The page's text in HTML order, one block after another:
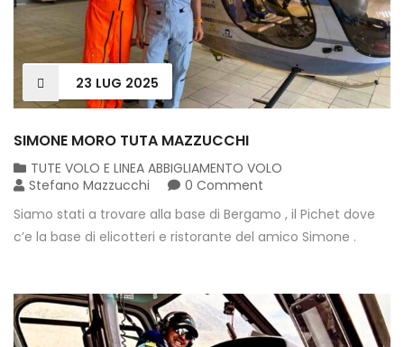
23 LUG 2025
SIMONE MORO TUTA MAZZUCCHI
TUTE VOLO E LINEA ABBIGLIAMENTO VOLO
Stefano Mazzucchi
0 Comment
Siamo stati a trovare alla base di Bergamo , il Pichet dove
c’e la base di elicotteri e ristorante del amico Simone .